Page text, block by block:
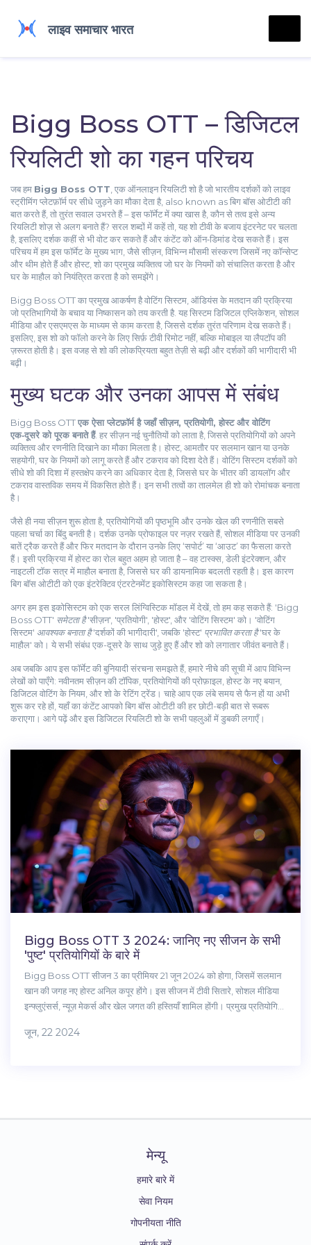
Bigg Boss OTT – डिजिटल
रियलिटी शो का गहन परिचय
जब हम Bigg Boss OTT एक ऑनलाइन रियलिटी शो है जो भारतीय दर्शकों को लाइव
स्ट्रीमिंग प्लेटफ़ॉर्म पर सीधे जुड़ने का मौका देता है, also known asबिग बॉस ओटीटीकी
बात करते हैं, तो तुरंत सवाल उभरते हैं – इस फॉर्मेट में क्या खास है, कौन से तत्व इसे अन्य
रियलिटी शोज़ से अलग बनाते हैं? सरल शब्दों में कहें तो, यह शो टीवी के बजाय इंटरनेट पर चलता
है, इसलिए दर्शक कहीं से भी वोट कर सकते हैं और कंटेंट को ऑन‑डिमांड देख सकते हैं। इस
परिचय में हम इस फॉर्मेट के मुख्य भाग, जैसेसीज़न, विभिन्न मौसमी संस्करण जिसमें नए कॉन्सेप्ट
और थीम होते हैंऔरहोस्ट, शो का प्रमुख व्यक्तित्व जो घर के नियमों को संचालित करता है और
घर के माहौल को नियंत्रित करता हैको समझेंगे।
Bigg Boss OTT का प्रमुख आकर्षण हैवोटिंग सिस्टम ऑडियंस के मतदान की प्रक्रिया
जो प्रतिभागियों के बचाव या निष्कासन को तय करती है. यह सिस्टम डिजिटल एप्लिकेशन, सोशल
मीडिया और एसएमएस के माध्यम से काम करता है, जिससे दर्शक तुरंत परिणाम देख सकते हैं।
इसलिए, इस शो को फॉलो करने के लिए सिर्फ़ टीवी रिमोट नहीं, बल्कि मोबाइल या लैपटॉप की
ज़रूरत होती है। इस वजह से शो की लोकप्रियता बहुत तेज़ी से बढ़ी और दर्शकों की भागीदारी भी
बढ़ी।
मुख्य घटक और उनका आपस में संबंध
Bigg Boss OTTएक ऐसा प्लेटफ़ॉर्म है जहाँ सीज़न, प्रतियोगी, होस्ट और वोटिंग
एक‑दूसरे को पूरक बनाते हैं. हर सीज़न नई चुनौतियों को लाता है, जिससे प्रतियोगियों को अपने
व्यक्तित्व और रणनीति दिखाने का मौका मिलता है। होस्ट, आमतौर पर सलमान खान या उनके
सहयोगी, घर के नियमों को लागू करते हैं और टकराव को दिशा देते हैं। वोटिंग सिस्टम दर्शकों को
सीधे शो की दिशा में हस्तक्षेप करने का अधिकार देता है, जिससे घर के भीतर की डायलॉग और
टकराव वास्तविक समय में विकसित होते हैं। इन सभी तत्वों का तालमेल ही शो को रोमांचक बनाता
है।
जैसे ही नया सीज़न शुरू होता है, प्रतियोगियों की पृष्ठभूमि और उनके खेल की रणनीति सबसे
पहला चर्चा का बिंदु बनती है। दर्शक उनके प्रोफाइल पर नज़र रखते हैं, सोशल मीडिया पर उनकी
बातें ट्रैक करते हैं और फिर मतदान के दौरान उनके लिए ‘सपोर्ट’ या ‘आउट’ का फैसला करते
हैं। इसी प्रक्रिया में होस्ट का रोल बहुत अहम हो जाता है – वह टास्क्स, डेली इंटरेक्शन, और
नाइटली टॉक सत्र में माहौल बनाता है, जिससे घर की डायनामिक बदलती रहती है। इस कारण
बिग बॉस ओटीटी को एक इंटरेक्टिव एंटरटेनमेंट इकोसिस्टम कहा जा सकता है।
अगर हम इस इकोसिस्टम को एक सरल लिंग्विस्टिक मॉडल में देखें, तो हम कह सकते हैं: 'Bigg
Boss OTT' समेटता है'सीज़न', 'प्रतियोगी', 'होस्ट', और 'वोटिंग सिस्टम' को। 'वोटिंग
सिस्टम' आवश्यक बनाता है'दर्शकों की भागीदारी', जबकि 'होस्ट' प्रभावित करता है'घर के
माहौल' को। ये सभी संबंध एक-दूसरे के साथ जुड़े हुए हैं और शो को लगातार जीवंत बनाते हैं।
अब जबकि आप इस फॉर्मेट की बुनियादी संरचना समझते हैं, हमारे नीचे की सूची में आप विभिन्न
लेखों को पाएँगे: नवीनतम सीज़न की टॉपिक, प्रतियोगियों की प्रोफ़ाइल, होस्ट के नए बयान,
डिजिटल वोटिंग के नियम, और शो के रेटिंग ट्रेंड। चाहे आप एक लंबे समय से फैन हों या अभी
शुरू कर रहे हों, यहाँ का कंटेंट आपको बिग बॉस ओटीटी की हर छोटी-बड़ी बात से रूबरू
कराएगा। आगे पढ़ें और इस डिजिटल रियलिटी शो के सभी पहलुओं में डुबकी लगाएँ।
Bigg Boss OTT 3 2024: जानिए नए सीजन के सभी
'पुष्ट' प्रतियोगियों के बारे में
Bigg Boss OTT सीजन 3 का प्रीमियर 21 जून 2024 को होगा, जिसमें सलमान
खान की जगह नए होस्ट अनिल कपूर होंगे। इस सीजन में टीवी सितारे, सोशल मीडिया
इन्फ्लुएंसर्स, न्यूज़ मेकर्स और खेल जगत की हस्तियाँ शामिल होंगी। प्रमुख प्रतियोगियों
दीक्षित, दीपक चौधरी, सोनम खान और अरमान मालिक शामिल हैं।
जून, 22 2024
मेन्यू
हमारे बारे में
सेवा नियम
गोपनीयता नीति